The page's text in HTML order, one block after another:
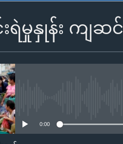
းရဲမှုနှုန်း ကျ
0:00